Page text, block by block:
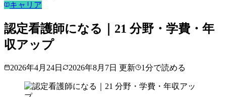
キャリア
認定看護師になる｜21 分野・学費・年
収アップ
2026年4月24日 2026年8月7日 更新 1分で読める